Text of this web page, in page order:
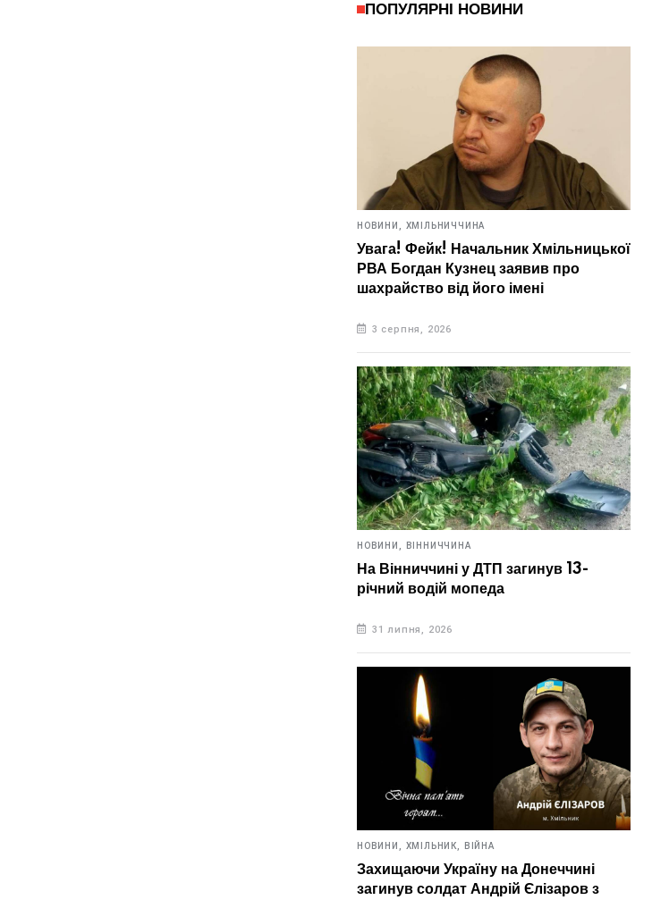
ПОПУЛЯРНІ НОВИНИ
НОВИНИ, ХМІЛЬНИЧЧИНА
Увага! Фейк! Начальник Хмільницької
РВА Богдан Кузнец заявив про
шахрайство від його імені
3 серпня, 2026
НОВИНИ, ВІННИЧЧИНА
На Вінниччині у ДТП загинув 13-
річний водій мопеда
31 липня, 2026
НОВИНИ, ХМІЛЬНИК, ВІЙНА
Захищаючи Україну на Донеччині
загинув солдат Андрій Єлізаров з